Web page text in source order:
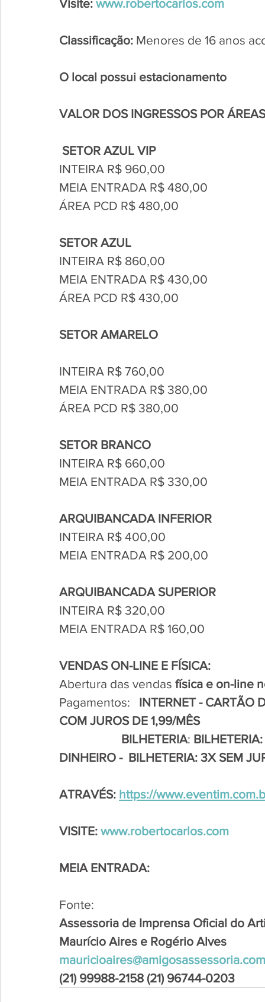
Visite: www.robertocarlos.com
Classificação: Menores de 16 anos
O local possui estacionamento
VALOR DOS INGRESSOS POR
SETOR AZUL VIP
INTEIRA R$ 960,00
MEIA ENTRADA R$ 480,00
ÁREA PCD R$ 480,00
SETOR AZUL
INTEIRA R$ 860,00
MEIA ENTRADA R$ 430,00
ÁREA PCD R$ 430,00
SETOR AMARELO
INTEIRA R$ 760,00
MEIA ENTRADA R$ 380,00
ÁREA PCD R$ 380,00
SETOR BRANCO
INTEIRA R$ 660,00
MEIA ENTRADA R$ 330,00
ARQUIBANCADA INFERIOR
INTEIRA R$ 400,00
MEIA ENTRADA R$ 200,00
ARQUIBANCADA SUPERIOR
INTEIRA R$ 320,00
MEIA ENTRADA R$ 160,00
VENDAS ON-LINE E FÍSICA:
Abertura das vendas física e on-line
Pagamentos: INTERNET - CARTÃO
COM JUROS DE 1,99/MÊS
BILHETERIA:
DINHEIRO -  BILHETERIA: 3X SEM
ATRAVÉS: https://
VISITE: www.robertocarlos.com
MEIA ENTRADA:
Fonte:
Assessoria de Imprensa Oficial do
Maurício Aires e Rogério Alves
(21) 99988-2158 (21) 96744-0203